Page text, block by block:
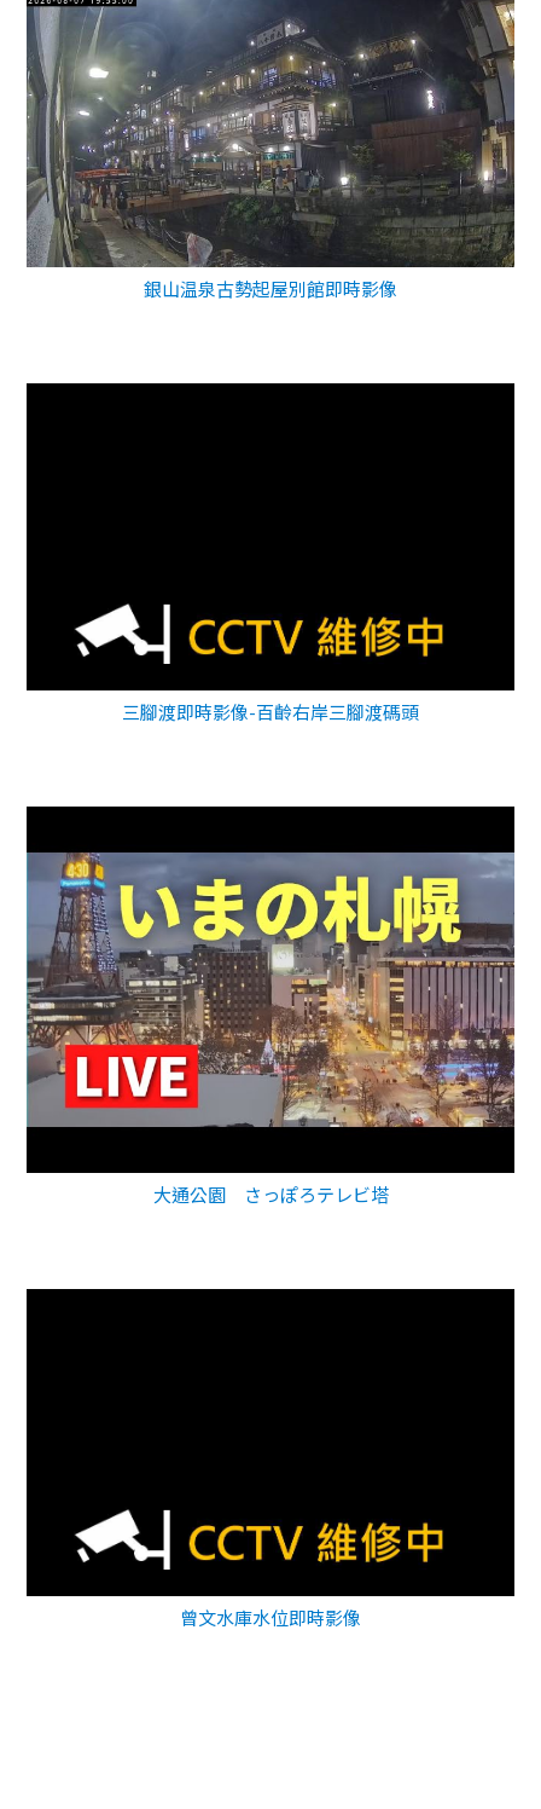
銀山温泉古勢起屋別館即時影像
三腳渡即時影像-百齡右岸三腳渡碼頭
大通公園 さっぽろテレビ塔
曾文水庫水位即時影像